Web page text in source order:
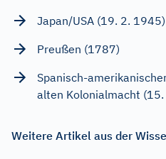
Japan/USA (19. 2. 1945)
Preußen (1787)
Spanisch-
alten Kolonialmacht
Weitere Artikel aus der